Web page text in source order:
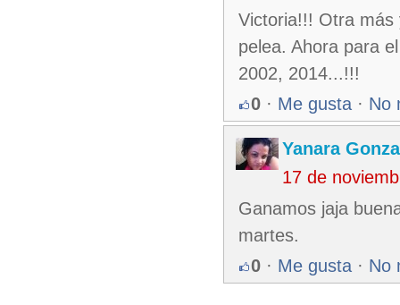
Victoria!!! Otra más
pelea. Ahora para
2002, 2014...!!!
0 · Me gusta · No
Yanara
17 de
Ganamos jaja
martes.
0 · Me gusta · No